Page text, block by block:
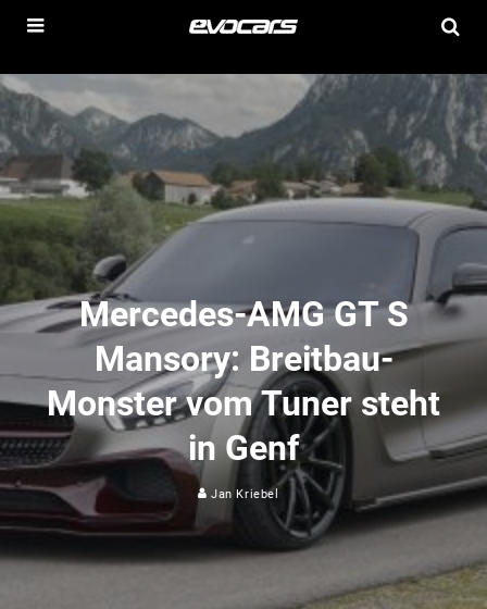
Mercedes-AMG GT S
Mansory: Breitbau-
Monster vom Tuner steht
in Genf
Jan Kriebel